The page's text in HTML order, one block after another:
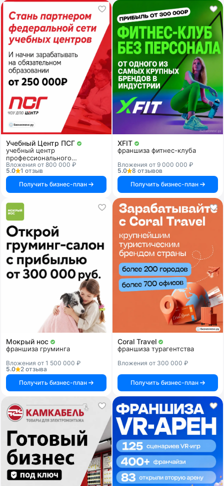
Учебный Центр ПСГ
учебный центр
профессионального
образования
Вложения от 800 000 ₽
5.0
1 отзыв
Получить бизнес-план
XFIT
франшиза фитнес-клуба
Вложения от 9 000 000 ₽
5.0
8 отзывов
Получить бизнес-план
Мокрый нос
франшиза груминга
Вложения от 1 500 000 ₽
5.0
2 отзыва
Получить бизнес-план
Coral Travel
франшиза турагентства
Вложения от 300 000 ₽
Получить бизнес-план